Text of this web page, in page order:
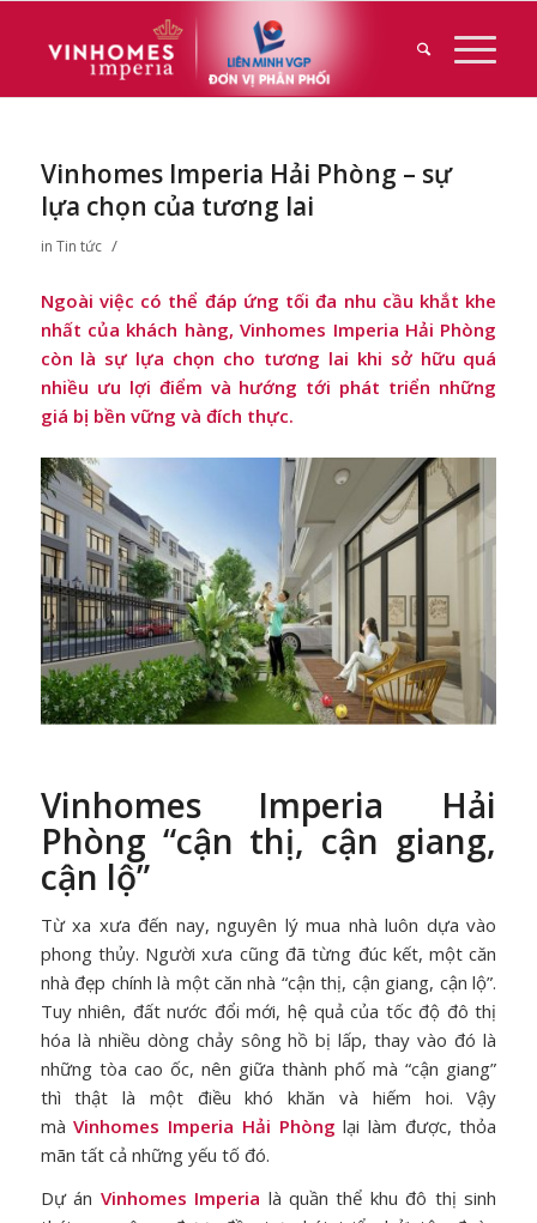
Vinhomes Imperia Hải Phòng – sự
lựa chọn của tương lai
in Tin tức /
Ngoài việc có thể đáp ứng tối đa nhu cầu khắt khe
nhất của khách hàng, Vinhomes Imperia Hải Phòng
còn là sự lựa chọn cho tương lai khi sở hữu quá
nhiều ưu lợi điểm và hướng tới phát triển những
giá bị bền vững và đích thực.
Vinhomes Imperia Hải
Phòng “cận thị, cận giang,
cận lộ”
Từ xa xưa đến nay, nguyên lý mua nhà luôn dựa vào
phong thủy. Người xưa cũng đã từng đúc kết, một căn
nhà đẹp chính là một căn nhà “cận thị, cận giang, cận lộ”.
Tuy nhiên, đất nước đổi mới, hệ quả của tốc độ đô thị
hóa là nhiều dòng chảy sông hồ bị lấp, thay vào đó là
những tòa cao ốc, nên giữa thành phố mà “cận giang”
thì thật là một điều khó khăn và hiếm hoi. Vậy
màVinhomes Imperia Hải Phòng lại làm được, thỏa
mãn tất cả những yếu tố đó.
Dự án Vinhomes Imperia là quần thể khu đô thị sinh